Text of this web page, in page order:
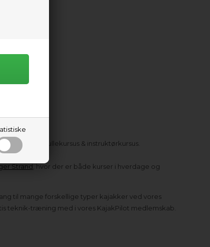
rullekursus & instruktørkursus.
Strand , hvor der er både kurser i hverdage og
til mange forskellige typer kajakker ved vores
teknik-træning med i vores KajakPilot medlemskab.